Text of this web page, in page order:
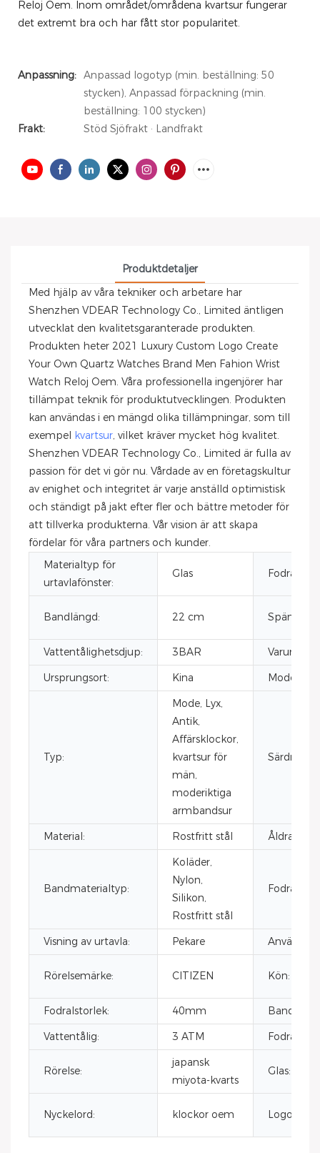
Reloj Oem. Inom området/områdena kvartsur fungerar
det extremt bra och har fått stor popularitet.
Anpassning: Anpassad logotyp (min. beställning: 50
stycken), Anpassad förpackning (min.
beställning: 100 stycken)
Frakt:
Stöd Sjöfrakt · Landfrakt
Produktdetaljer
Med hjälp av våra tekniker och arbetare har
Shenzhen VDEAR Technology Co., Limited äntligen
utvecklat den kvalitetsgaranterade produkten.
Produkten heter 2021 Luxury Custom Logo Create
Your Own Quartz Watches Brand Men Fahion Wrist
Watch Reloj Oem. Våra professionella ingenjörer har
tillämpat teknik för produktutvecklingen. Produkten
kan användas i en mängd olika tillämpningar, som till
exempel kvartsur, vilket kräver mycket hög kvalitet.
Shenzhen VDEAR Technology Co., Limited är fulla av
passion för det vi gör nu. Vårdade av en företagskultur
av enighet och integritet är varje anställd optimistisk
och ständigt på jakt efter fler och bättre metoder för
att tillverka produkterna. Vår vision är att skapa
fördelar för våra partners och kunder.
Materialtyp för
urtavlafönster:
Glas
Bandlängd: 22 cm
Vattentålighetsdjup: 3BAR
Ursprungsort:
Kina
Typ:
Mode, Lyx,
Antik,
Affärsklockor,
kvartsur för
män,
moderiktiga
armbandsur
Särdrag:
Material: Rostfritt stål Åldras:
Bandmaterialtyp:
Koläder,
Nylon,
Silikon,
Rostfritt stål
Visning av urtavla: Pekare
Rörelsemärke: CITIZEN Kön:
Fodralstorlek: 40mm
Vattentålig:
3 ATM
Rörelse:
japansk
miyota-kvarts
Glas:
Nyckelord: klockor oem Logotyp: